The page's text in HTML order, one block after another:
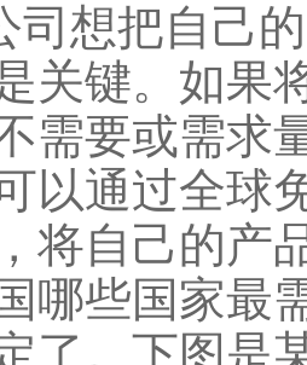
想把自己的
关键。如果
需要或需求
以通过全球
将自己的产
哪些国家最
了。下图是